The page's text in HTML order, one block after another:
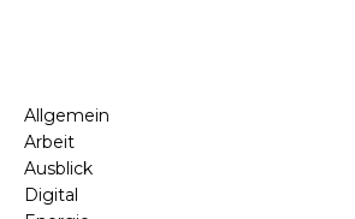
Allgemein
Arbeit
Ausblick
Digital